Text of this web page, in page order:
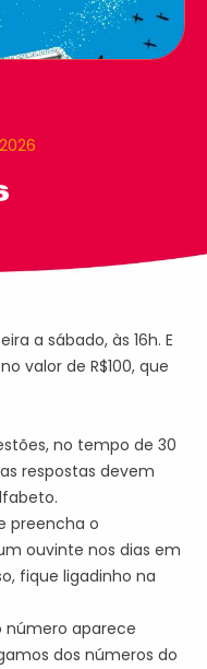
a sábado, às 16h. E
valor de R$100, que
no tempo de 30
respostas devem
preencha o
ouvinte nos dias em
fique ligadinho na
número aparece
dos números do